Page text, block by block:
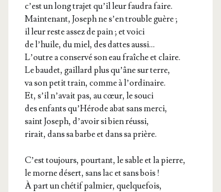
c’est un long tra­jet qu’il leur fau­dra faire.
Main­te­nant, Joseph ne s’en trouble guère ;
il leur reste assez de pain ; et voici
de l’huile, du miel, des dattes aussi…
L’outre a conser­vé son eau fraîche et claire.
Le bau­det, gaillard plus qu’âne sur terre,
va son petit train, comme à l’ordinaire.
Et, s’il n’avait pas, au cœur, le souci
des enfants qu’Hérode abat sans merci,
saint Joseph, d’avoir si bien réussi,
rirait, dans sa barbe et dans sa prière.
C’est tou­jours, pour­tant, le sable et la pierre,
le morne désert, sans lac et sans bois !
À part un ché­tif pal­mier, quelquefois,